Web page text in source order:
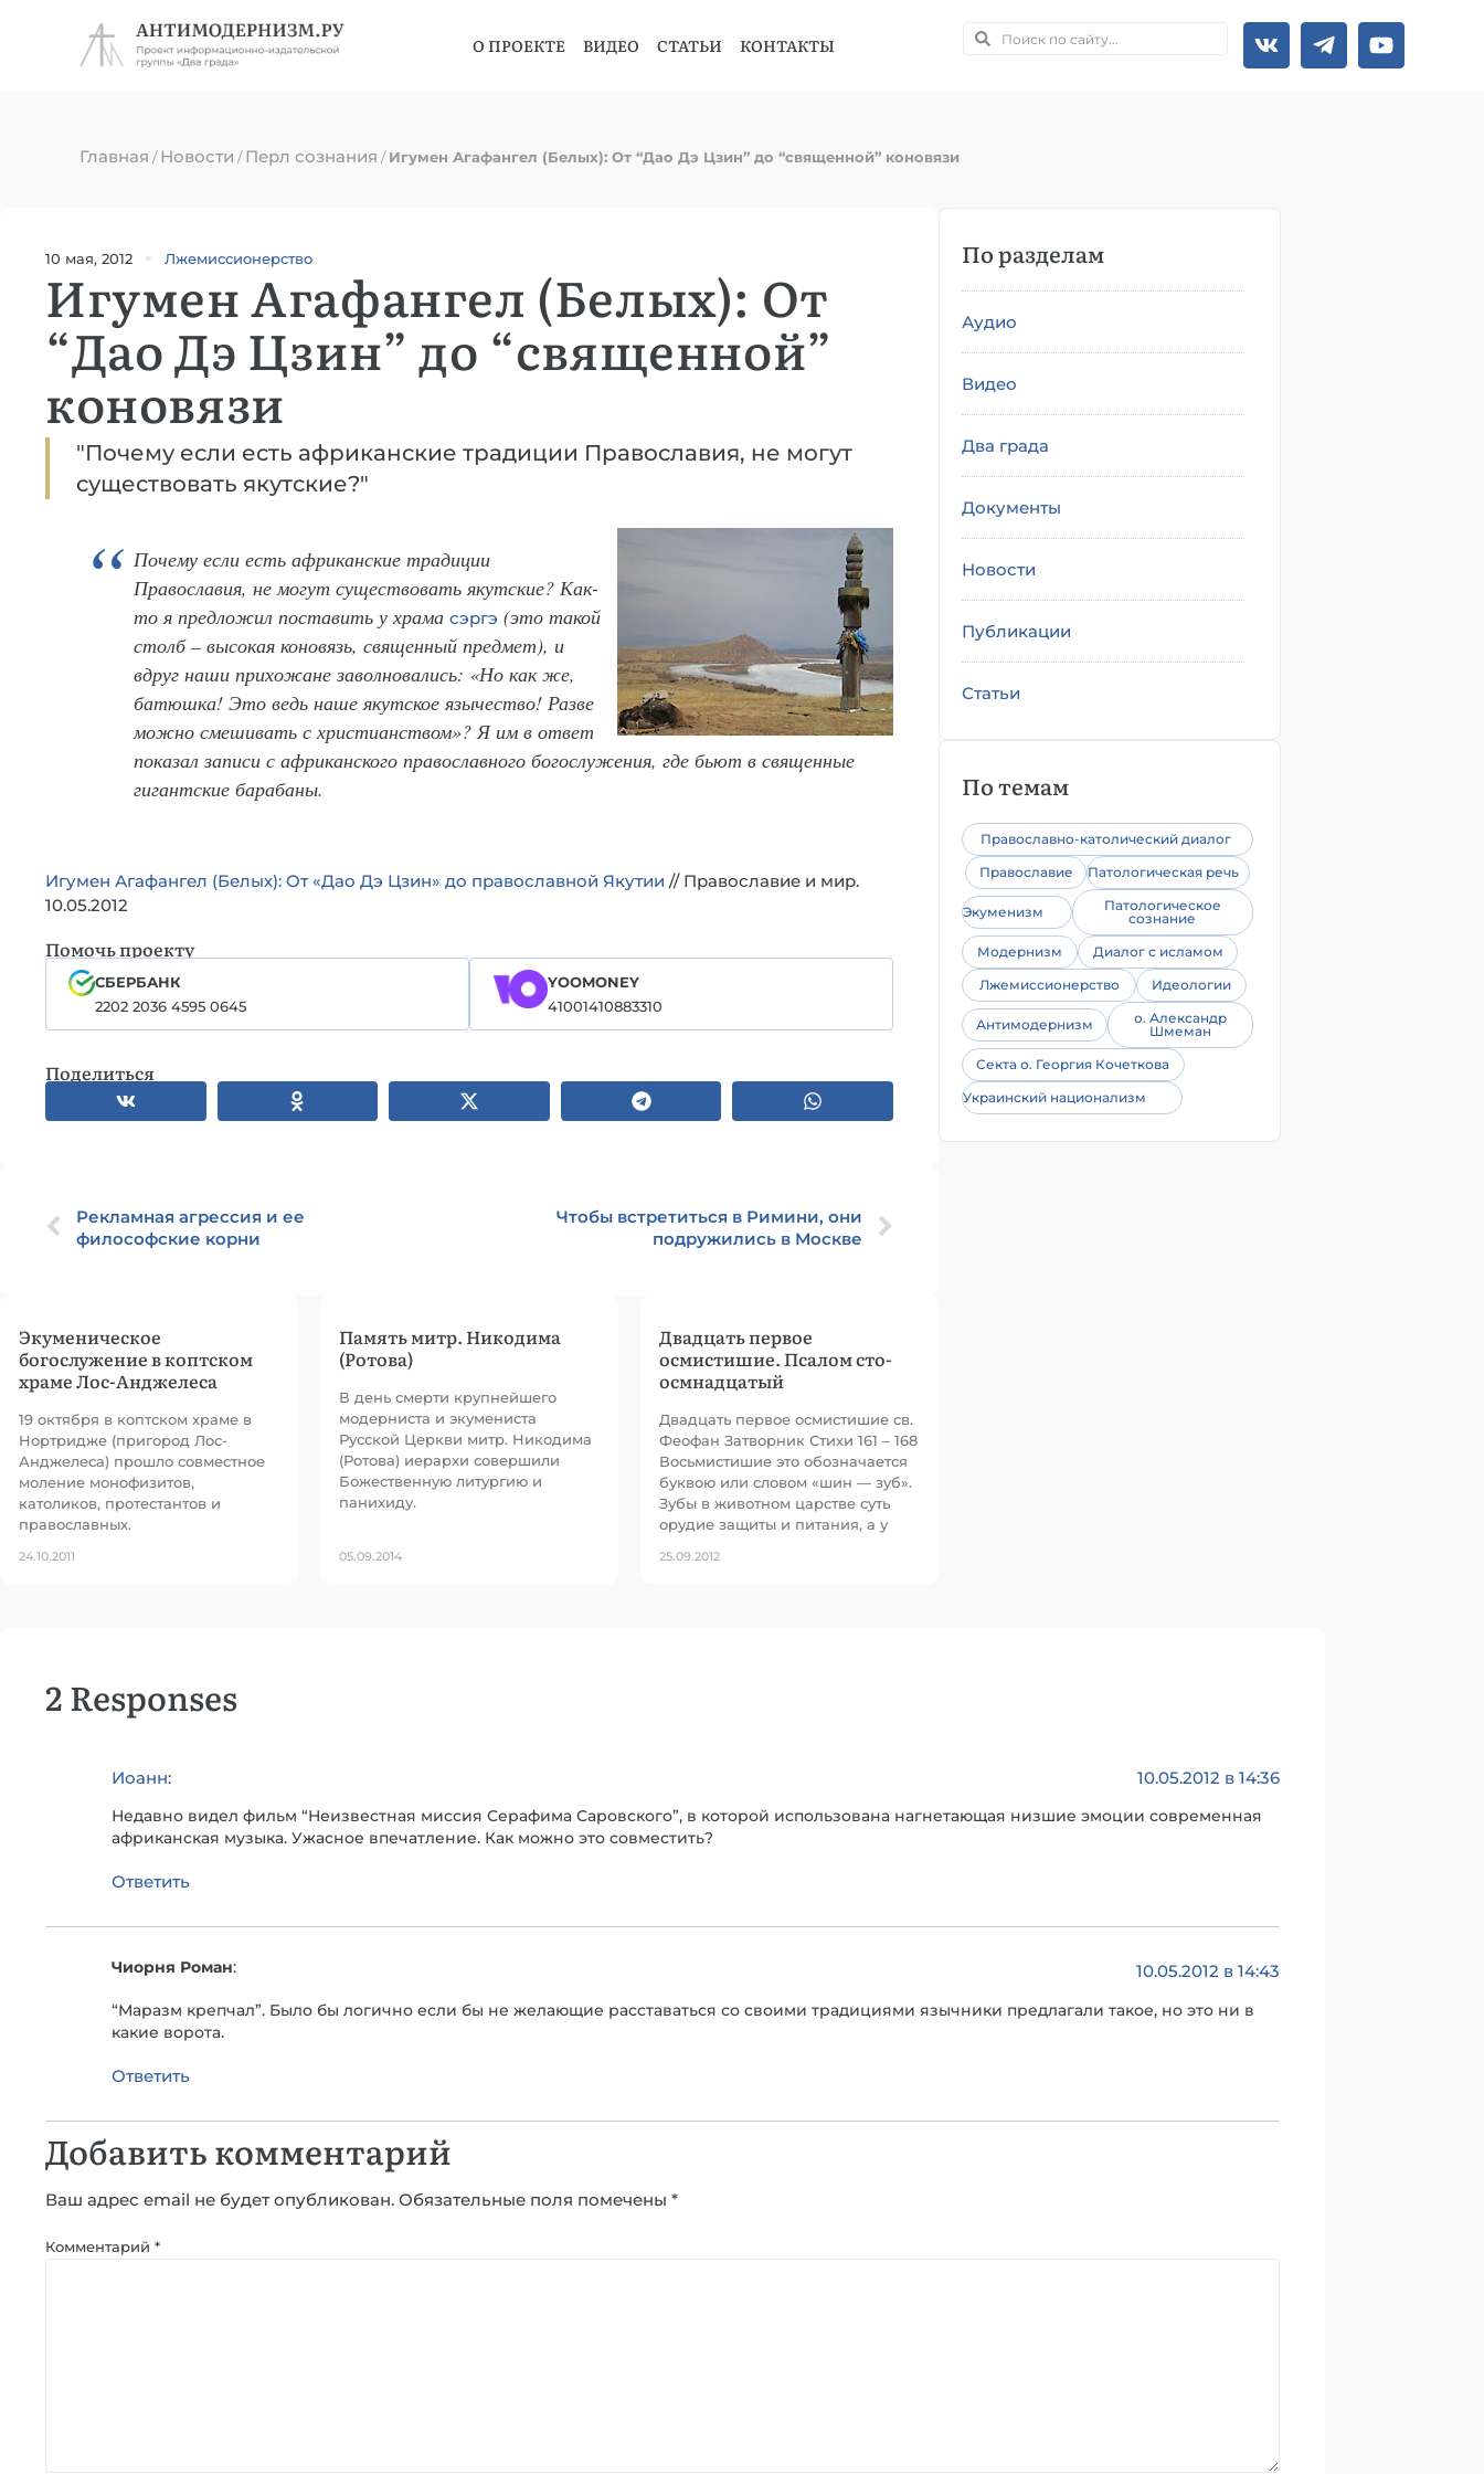
О ПРОЕКТЕ ВИДЕО СТАТЬИ КОНТАКТЫ
Главная /Новости /Перл сознания /Игумен Агафангел (Белых): От “Дао Дэ Цзин” до “священной” коновязи
10 мая, 2012 Лжемиссионерство
Игумен Агафангел (Белых): От
“Дао Дэ Цзин” до “священной”
коновязи
"Почему если есть африканские традиции Православия, не могут
существовать якутские?"
Почему если есть африканские традиции
Православия, не могут существовать якутские? Как-
то я предложил поставить у храма сэргэ (это такой
столб – высокая коновязь, священный предмет), и
вдруг наши прихожане заволновались: «Но как же,
батюшка! Это ведь наше якутское язычество! Разве
можно смешивать с христианством»? Я им в ответ
показал записи с африканского православного богослужения, где бьют в священные
гигантские барабаны.
Игумен Агафангел (Белых): От «Дао Дэ Цзин» до православной Якутии // Православие и мир.
10.05.2012
Помочь проекту
СБЕРБАНК
2202 2036 4595 0645
YOOMONEY
41001410883310
Поделиться
Рекламная агрессия и ее
философские корни
Чтобы встретиться в Римини, они
подружились в Москве
Экуменическое
богослужение в коптском
храме Лос-Анджелеса
19 октября в коптском храме в
Нортридже (пригород Лос-
Анджелеса) прошло совместное
моление монофизитов,
католиков, протестантов и
православных.
24.10.2011
Память митр. Никодима
(Ротова)
В день смерти крупнейшего
модерниста и экумениста
Русской Церкви митр. Никодима
(Ротова) иерархи совершили
Божественную литургию и
панихиду.
05.09.2014
Двадцать первое
осмистишие. Псалом сто-
осмнадцатый
Двадцать первое осмистишие св.
Феофан Затворник Стихи 161 – 168
Восьмистишие это обозначается
буквою или словом «шин — зуб».
Зубы в животном царстве суть
орудие защиты и питания, а у
25.09.2012
По разделам
Аудио
Видео
Два града
Документы
Новости
Публикации
Статьи
По темам
Православно-католический диалог
Православие
Патологическая речь
Экуменизм
Патологическое
сознание
Модернизм
Диалог с исламом
Лжемиссионерство
Идеологии
Антимодернизм
о. Александр
Шмеман
Секта о. Георгия Кочеткова
Украинский национализм
2 Responses
Иоанн: 10.05.2012 в 14:36
Недавно видел фильм “Неизвестная миссия Серафима Саровского”, в которой использована нагнетающая низшие эмоции современная
африканская музыка. Ужасное впечатление. Как можно это совместить?
Ответить
Чиорня Роман: 10.05.2012 в 14:43
“Маразм крепчал”. Было бы логично если бы не желающие расставаться со своими традициями язычники предлагали такое, но это ни в
какие ворота.
Ответить
Добавить комментарий
Ваш адрес email не будет опубликован. Обязательные поля помечены *
Комментарий *